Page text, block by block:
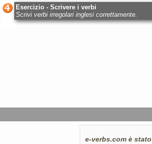
Esercizio - Scrivere i verbi
Scrivi verbi irregolari inglesi correttamente.
e-verbs.com è